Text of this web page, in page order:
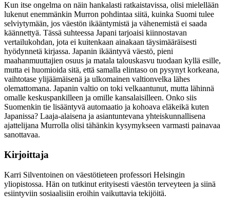
Kun itse ongelma on näin hankalasti ratkaistavissa, olisi mielellään
lukenut enemmänkin Murron pohdintaa siitä, kuinka Suomi tulee
selviytymään, jos väestön ikääntymistä ja vähenemistä ei saada
käännettyä. Tässä suhteessa Japani tarjoaisi kiinnostavan
vertailukohdan, jota ei kuitenkaan ainakaan täysimääräisesti
hyödynnetä kirjassa. Japanin ikääntyvä väestö, pieni
maahanmuuttajien osuus ja matala talouskasvu tuodaan kyllä esille,
mutta ei huomioida sitä, että samalla elintaso on pysynyt korkeana,
vaihtotase ylijäämäisenä ja ulkomainen valtionvelka lähes
olemattomana. Japanin valtio on toki velkaantunut, mutta lähinnä
omalle keskuspankilleen ja omille kansalaisilleen. Onko siis
Suomenkin tie lisääntyvä automaatio ja kohoava eläkeikä kuten
Japanissa? Laaja-alaisena ja asiantuntevana yhteiskunnallisena
ajattelijana Murrolla olisi tähänkin kysymykseen varmasti painavaa
sanottavaa.
Kirjoittaja
Karri Silventoinen on väestötieteen professori Helsingin
yliopistossa. Hän on tutkinut erityisesti väestön terveyteen ja siinä
esiintyviin sosiaalisiin eroihin vaikuttavia tekijöitä.